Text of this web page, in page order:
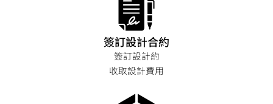
簽訂設計合約
簽訂設計約
收取設計費用